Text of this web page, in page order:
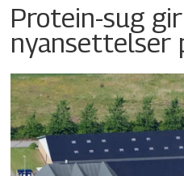
Protein-sug
nyansettelser